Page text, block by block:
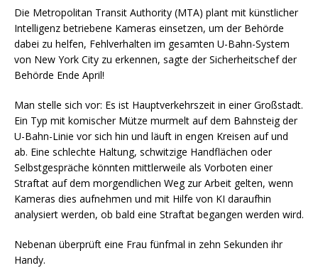
Die Metropolitan Transit Authority (MTA) plant mit künstlicher
Intelligenz betriebene Kameras einsetzen, um der Behörde
dabei zu helfen, Fehlverhalten im gesamten U-Bahn-System
von New York City zu erkennen, sagte der Sicherheitschef der
Behörde Ende April!
Man stelle sich vor: Es ist Hauptverkehrszeit in einer Großstadt.
Ein Typ mit komischer Mütze murmelt auf dem Bahnsteig der
U-Bahn-Linie vor sich hin und läuft in engen Kreisen auf und
ab. Eine schlechte Haltung, schwitzige Handflächen oder
Selbstgespräche könnten mittlerweile als Vorboten einer
Straftat auf dem morgendlichen Weg zur Arbeit gelten, wenn
Kameras dies aufnehmen und mit Hilfe von KI daraufhin
analysiert werden, ob bald eine Straftat begangen werden wird.
Nebenan überprüft eine Frau fünfmal in zehn Sekunden ihr
Handy.